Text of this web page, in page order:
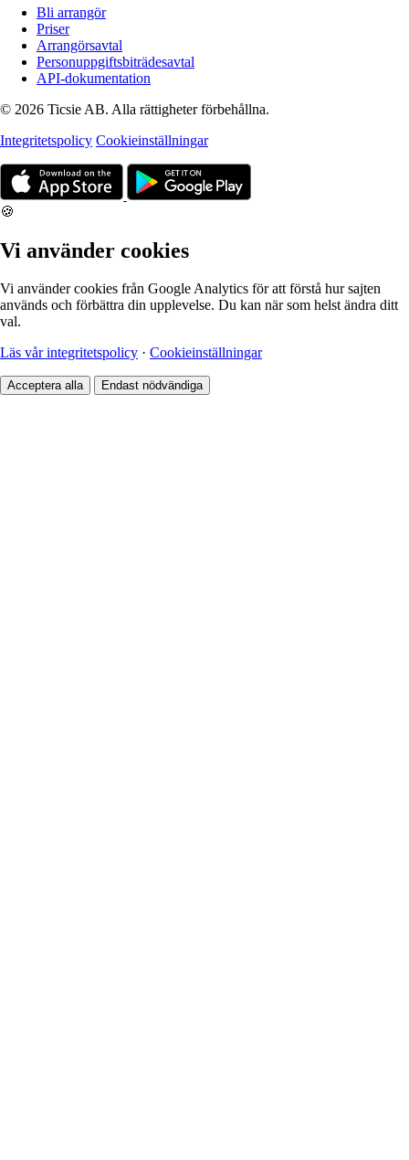
Bli arrangör
Priser
Arrangörsavtal
Personuppgiftsbiträdesavtal
API-dokumentation
© 2026 Ticsie AB. Alla rättigheter förbehållna.
Integritetspolicy Cookieinställningar
🍪
Vi använder cookies
Vi använder cookies från Google Analytics för att förstå hur sajten
används och förbättra din upplevelse. Du kan när som helst ändra ditt
val.
Läs vår integritetspolicy · Cookieinställningar
Acceptera alla Endast nödvändiga